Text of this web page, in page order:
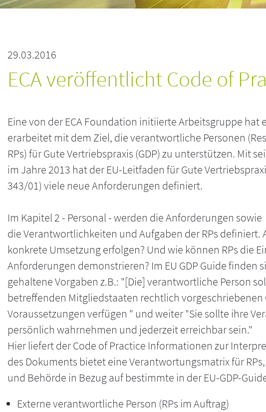
29.03.2016
ECA veröffentlicht Code of
Eine von der ECA Foundation initiierte Arbeitsgruppe hat
erarbeitet mit dem Ziel, die verantwortliche Personen
RPs) für Gute Vertriebspraxis (GDP) zu unterstützen. Mit
im Jahre 2013 hat der EU-Leitfaden für Gute
343/01) viele neue Anforderungen definiert.
Im Kapitel 2 - Personal - werden die Anforderungen sowie
die Verantwortlichkeiten und Aufgaben der RPs definiert.
konkrete Umsetzung erfolgen? Und wie können RPs die
Anforderungen demonstrieren? Im EU GDP Guide finden
gehaltene Vorgaben z.B.: "[Die] verantwortliche Person
betreffenden Mitgliedstaaten rechtlich
Voraussetzungen verfügen " und weiter "Sie sollte ihre
persönlich wahrnehmen und jederzeit erreichbar sein."
Hier liefert der Code of Practice Informationen zur
des Dokuments bietet eine Verantwortungsmatrix für
und Behörde in Bezug auf bestimmte in der EU-GDP-
Externe verantwortliche Person (RPs im Auftrag)